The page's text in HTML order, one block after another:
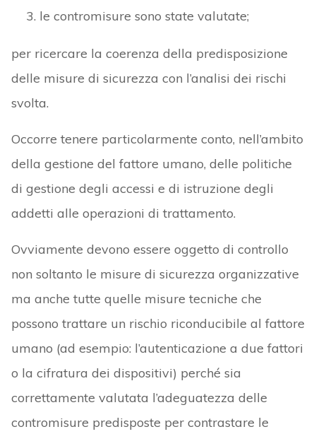
le contromisure sono state valutate;
per ricercare la coerenza della predisposizione
delle misure di sicurezza con l’analisi dei rischi
svolta.
Occorre tenere particolarmente conto, nell’ambito
della gestione del fattore umano, delle politiche
di gestione degli accessi e di istruzione degli
addetti alle operazioni di trattamento.
Ovviamente devono essere oggetto di controllo
non soltanto le misure di sicurezza organizzative
ma anche tutte quelle misure tecniche che
possono trattare un rischio riconducibile al fattore
umano (ad esempio: l’autenticazione a due fattori
o la cifratura dei dispositivi) perché sia
correttamente valutata l’adeguatezza delle
contromisure predisposte per contrastare le